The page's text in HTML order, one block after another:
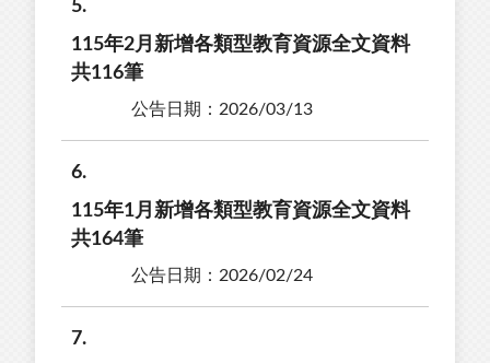
5
115年2月新增各類型教育資源全文資料
共116筆
公告日期：2026/03/13
6
115年1月新增各類型教育資源全文資料
共164筆
公告日期：2026/02/24
7